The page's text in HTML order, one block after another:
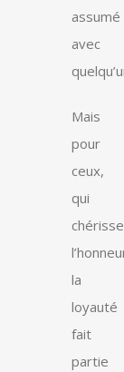
assumé
avec
Mais
pour
ceux,
qui
la
loyauté
fait
partie